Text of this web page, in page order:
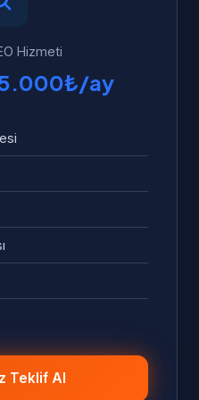
giderilir.
Hizmeti
ay
Teklif Al